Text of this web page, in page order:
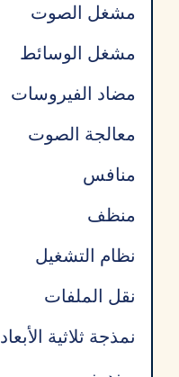
مشغل الصوت
مشغل الوسائط
مضاد الفيروسات
معالجة الصوت
منافس
منظف
نظام التشغيل
نقل الملفات
نمذجة ثلاثية الأبعاد